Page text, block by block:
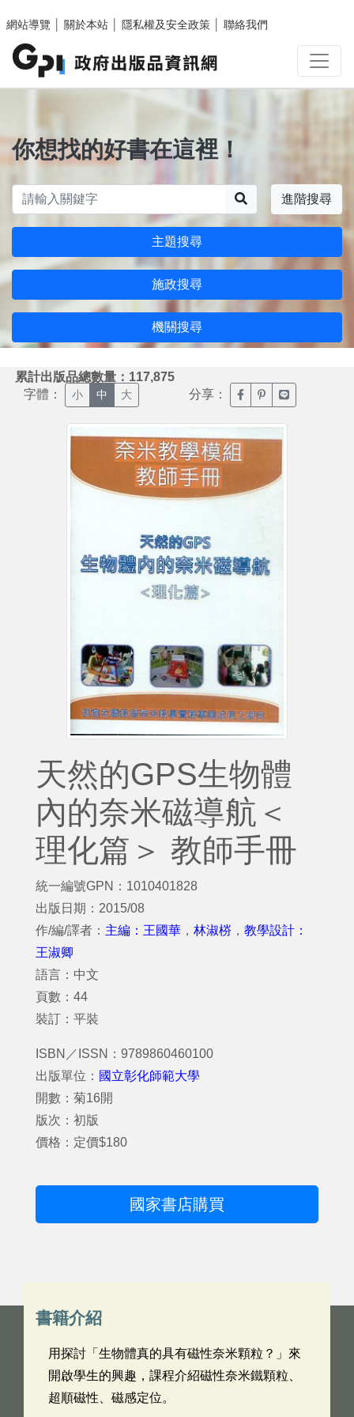
網站導覽
關於本站 隱私權及安全政策 聯絡我們
你想找的好書在這裡！
進階搜尋
主題搜尋
施政搜尋
機關搜尋
累計出版品總數量：117,875
字體： 小 中 大 分享： 臉書分享(另開新視窗)
噗浪分享(另開新
Line分享(另
天然的GPS生物體
內的奈米磁導航＜
理化篇＞ 教師手冊
統一編號GPN：1010401828
出版日期：2015/08
作/編/譯者： 主編：王國華 ， 林淑梤 ， 教學設計：
王淑卿
語言：中文
頁數：44
裝訂：平裝
ISBN／ISSN：9789860460100
出版單位： 國立彰化師範大學
開數：菊16開
版次：初版
價格：定價$180
國家書店購買
書籍介紹
用探討「生物體真的具有磁性奈米顆粒？」來
開啟學生的興趣，課程介紹磁性奈米鐵顆粒、
超順磁性、磁感定位。